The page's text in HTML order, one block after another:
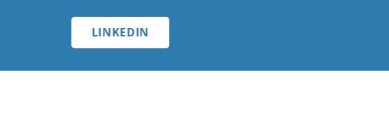
LINKEDIN